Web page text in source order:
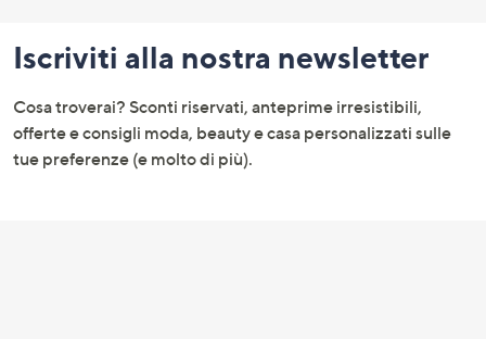
menu
e
informazioni
Iscriviti alla nostra newsletter
Cosa troverai? Sconti riservati, anteprime irresistibili,
offerte e consigli moda, beauty e casa personalizzati sulle
tue preferenze (e molto di più).